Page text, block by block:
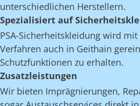
unterschiedlichen Herstellern.
Spezialisiert auf
PSA-Sicherheitskleidung wird
Verfahren auch in Geithain
Schutzfunktionen zu erhalten.
Zusatzleistungen
Wir bieten Imprägnierungen,